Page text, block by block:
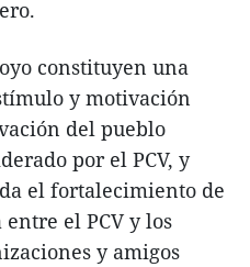
constituyen una
y motivación
del pueblo
por el PCV, y
el fortalecimiento de
el PCV y los
y amigos